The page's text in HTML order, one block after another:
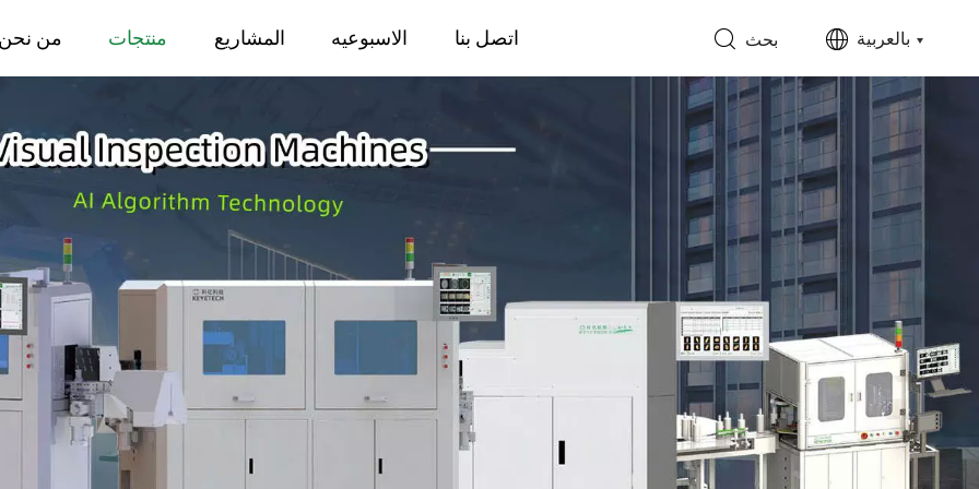
من منتجات المشاريع الاسبوعيه اتصل بنا بحث بالعربية